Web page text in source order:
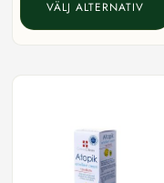
59,25 kr
VÄLJ ALTERNATIV